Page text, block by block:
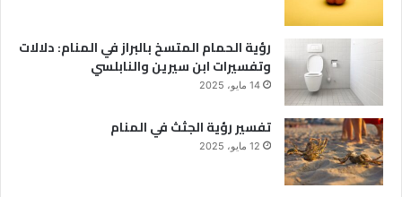
رؤية الحمام المتسخ بالبراز في المنام: دلالات
وتفسيرات ابن سيرين والنابلسي
14 مايو، 2025
تفسير رؤية الجثث في المنام
12 مايو، 2025